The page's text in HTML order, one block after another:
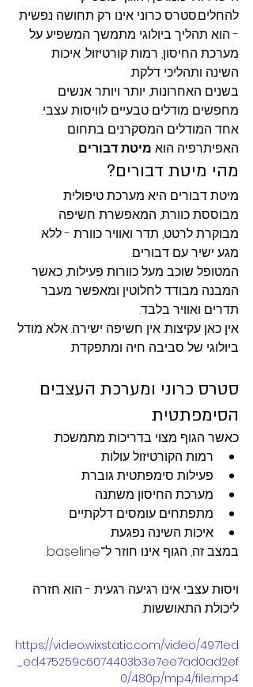
להחלים.סטרס כרוני אינו רק תחושה נפשית
- הוא תהליך ביולוגי מתמשך המשפיע על
מערכת החיסון, רמות קורטיזול, איכות
השינה ותהליכי דלקת.
בשנים האחרונות, יותר ויותר אנשים
מחפשים מודלים טבעיים לוויסות עצבי.
אחד המודלים המסקרנים בתחום
האפיתרפיה הוא מיטת דבורים.
מהי מיטת דבורים?
מיטת דבורים היא מערכת טיפולית
מבוססת כוורת, המאפשרת חשיפה
מבוקרת לרטט, תדר ואוויר כוורת - ללא
מגע ישיר עם דבורים.
המטופל שוכב מעל כוורות פעילות, כאשר
המבנה מבודד לחלוטין ומאפשר מעבר
תדרים ואוויר בלבד.
אין כאן עקיצות. אין חשיפה ישירה. אלא מודל
ביולוגי של סביבה חיה ומתפקדת.
סטרס כרוני ומערכת העצבים
הסימפתטית
כאשר הגוף מצוי בדריכות מתמשכת:
רמות הקורטיזול עולות
פעילות סימפתטית גוברת
מערכת החיסון משתנה
מתפתחים עומסים דלקתיים
איכות השינה נפגעת
במצב זה, הגוף אינו חוזר ל־baseline.
ויסות עצבי אינו רגיעה רגעית - הוא חזרה
ליכולת התאוששות.
https://video.wixstatic.com/video/4971ed
_ed475259c6074403b3e7ee7ad0ad2ef
0/480p/mp4/file.mp4